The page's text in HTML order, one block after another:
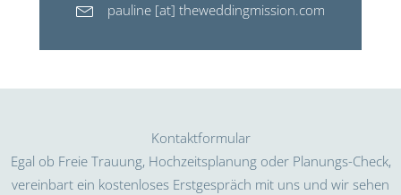
pauline [at] theweddingmission.com
Kontaktformular
Egal ob Freie Trauung, Hochzeitsplanung oder Planungs-Check,
vereinbart ein kostenloses Erstgespräch mit uns und wir sehen